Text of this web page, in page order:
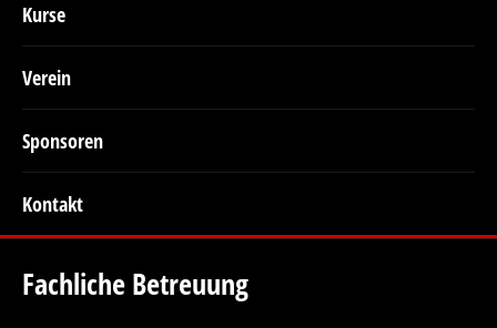
Kurse
Verein
Sponsoren
Kontakt
Fachliche Betreuung